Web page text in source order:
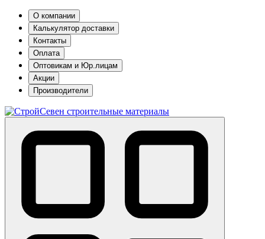
О компании
Калькулятор доставки
Контакты
Оплата
Оптовикам и Юр.лицам
Акции
Производители